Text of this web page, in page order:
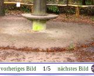
vorheriges Bild 1/5 nächstes Bild